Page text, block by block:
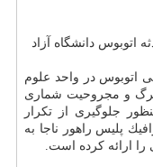
اتوبوس دانشگاه آزاد
اتوبوس در واحد علوم
مرگ و مجروحیت شماری
جلوگیری از تكرار
پلیس راهور ناجا به
ارائه كرده است.